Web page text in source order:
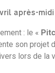
après-midi
: le «
son projet
lors de la